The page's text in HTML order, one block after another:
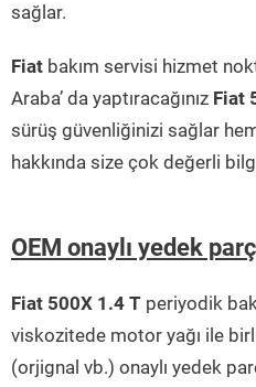
sağlar.
Fiat bakım servisi hizmet
Araba’ da yaptıracağınız Fiat
sürüş güvenliğinizi sağlar
hakkında size çok değerli
OEM onaylı yedek
Fiat 500X 1.4 T periyodik
viskozitede motor yağı ile
(orjignal vb.) onaylı yedek